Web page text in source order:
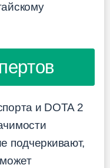
и DOTA 2
подчеркивают,